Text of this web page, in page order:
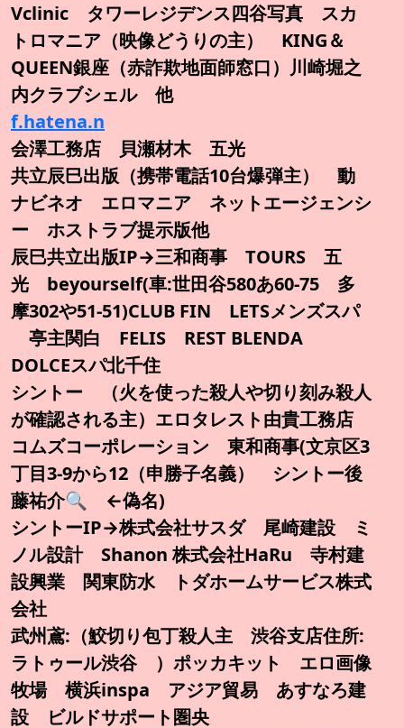
Vclinic タワーレジデンス四谷写真 スカ
トロマニア（映像どうりの主） KING＆
QUEEN銀座（赤詐欺地面師窓口）川崎堀之
内クラブシェル 他
f.hatena.n
会澤工務店 貝瀬材木 五光
共立辰巳出版（携帯電話10台爆弾主） 動
ナビネオ エロマニア ネットエージェンシ
ー ホストラブ提示版他
辰巳共立出版IP→三和商事 TOURS 五
光 beyourself(車:世田谷580あ60-75 多
摩302や51-51)CLUB FIN LETSメンズスパ
亭主関白 FELIS REST BLENDA
DOLCEスパ北千住
シントー （火を使った殺人や切り刻み殺人
が確認される主）エロタレスト由貴工務店
コムズコーポレーション 東和商事(文京区3
丁目3-9から12（申勝子名義） シントー後
藤祐介🔍️ ←偽名)
シントーIP→株式会社サスダ 尾崎建設 ミ
ノル設計 Shanon 株式会社HaRu 寺村建
設興業 関東防水 トダホームサービス株式
会社
武州鳶:（鮫切り包丁殺人主 渋谷支店住所:
ラトゥール渋谷 ）ポッカキット エロ画像
牧場 横浜inspa アジア貿易 あすなろ建
設 ビルドサポート圏央